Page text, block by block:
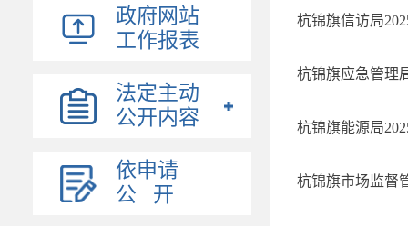
政府网站
工作报表
法定主动
公开内容
依申请
公 开
杭锦旗信访局
杭锦旗应急管理
杭锦旗能源局
杭锦旗市场监督